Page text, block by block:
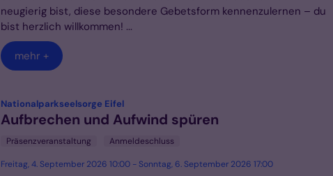
neugierig bist, diese besondere Gebetsform kennenzulernen – du
bist herzlich willkommen! ...
mehr +
Nationalparkseelsorge Eifel:
Aufbrechen und Aufwind spüren
Präsenzveranstaltung Anmeldeschluss
Freitag, 4. September 2026 10:00 - Sonntag, 6. September 2026 17:00